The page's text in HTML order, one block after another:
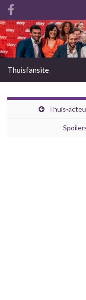
Search for:
Thuisfansite
Thuis-